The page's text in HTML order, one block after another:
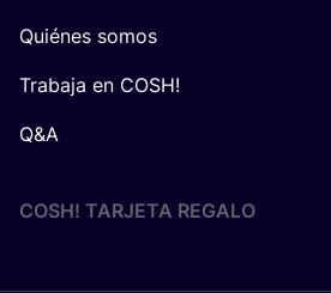
Quiénes somos
Trabaja en COSH!
Q&A
COSH! TARJETA REGALO